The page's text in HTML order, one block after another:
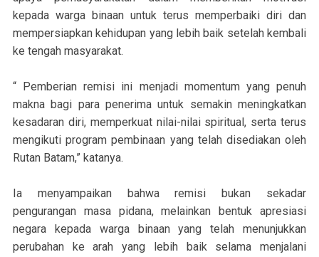
kepada warga binaan untuk terus memperbaiki diri dan
mempersiapkan kehidupan yang lebih baik setelah kembali
ke tengah masyarakat.
“ Pemberian remisi ini menjadi momentum yang penuh
makna bagi para penerima untuk semakin meningkatkan
kesadaran diri, memperkuat nilai-nilai spiritual, serta terus
mengikuti program pembinaan yang telah disediakan oleh
Rutan Batam,” katanya.
Ia menyampaikan bahwa remisi bukan sekadar
pengurangan masa pidana, melainkan bentuk apresiasi
negara kepada warga binaan yang telah menunjukkan
perubahan ke arah yang lebih baik selama menjalani